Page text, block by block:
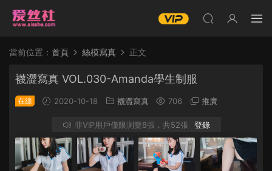
當前位置： 首頁 絲模寫真 正文
襪澀寫真 VOL.030-Amanda學生制服
在線 2020-10-18 襪澀寫真 706 推廣
非VIP用戶僅限浏覽8張，共52張 登錄